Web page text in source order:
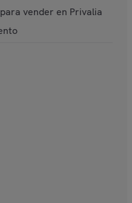
vender en Privalia